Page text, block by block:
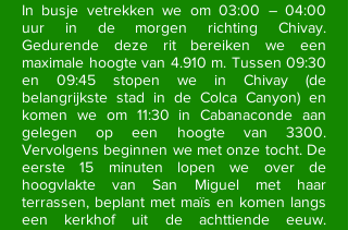
In busje vetrekken we om 03:00 – 04:00
uur in de morgen richting Chivay.
Gedurende deze rit bereiken we een
maximale hoogte van 4.910 m. Tussen 09:30
en 09:45 stopen we in Chivay (de
belangrijkste stad in de Colca Canyon) en
komen we om 11:30 in Cabanaconde aan
gelegen op een hoogte van 3300.
Vervolgens beginnen we met onze tocht. De
eerste 15 minuten lopen we over de
hoogvlakte van San Miguel met haar
terrassen, beplant met maïs en komen langs
een kerkhof uit de achttiende eeuw.